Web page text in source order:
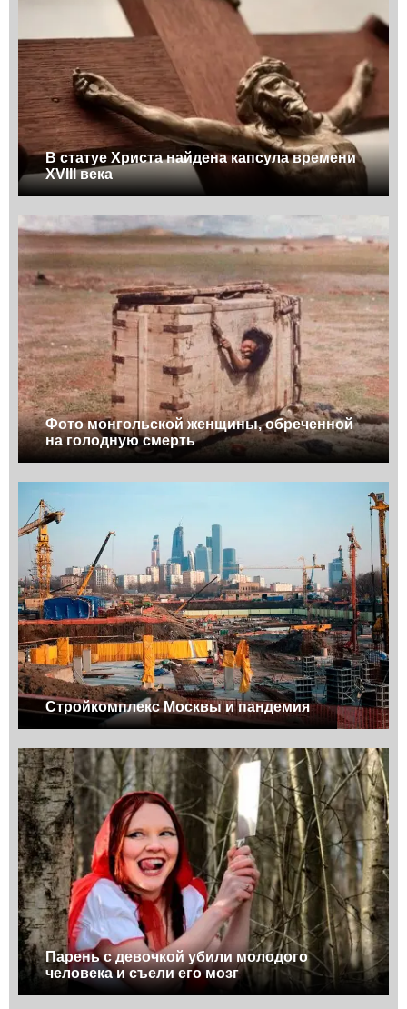
В статуе Христа найдена капсула времени
XVIII века
Фото монгольской женщины, обреченной
на голодную смерть
Стройкомплекс Москвы и пандемия
Парень с девочкой убили молодого
человека и съели его мозг